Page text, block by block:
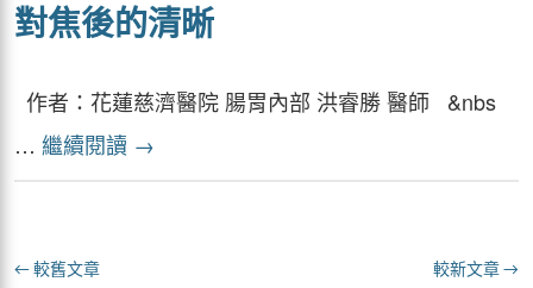
對焦後的清晰
作者：花蓮慈濟醫院 腸胃內部 洪睿勝 醫師 &nbs
… 繼續閱讀 →
← 較舊文章 較新文章 →